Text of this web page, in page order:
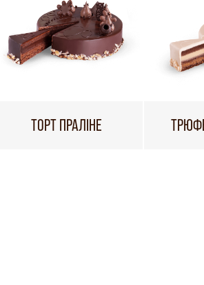
ТОРТ ПРАЛІНЕ